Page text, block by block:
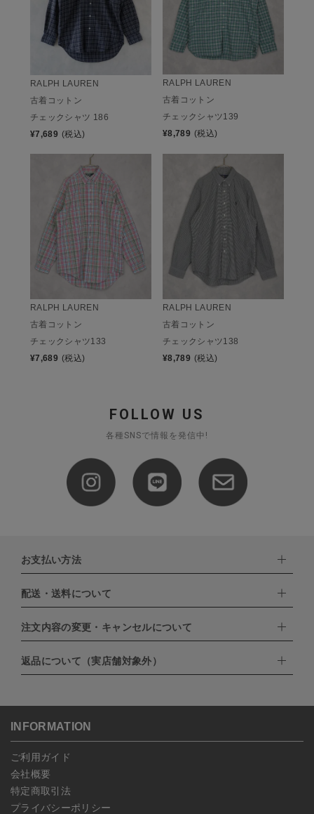
RALPH LAUREN
古着コットン
チェックシャツ 186
¥7,689 (税込)
RALPH LAUREN
古着コットン
チェックシャツ139
¥8,789 (税込)
RALPH LAUREN
古着コットン
チェックシャツ133
¥7,689 (税込)
RALPH LAUREN
古着コットン
チェックシャツ138
¥8,789 (税込)
FOLLOW US
各種SNSで情報を発信中!
お支払い方法
下記お支払い方法よりお選びいただけます。
・クレジットカード（VISA,mastercard,JCB,AMERICAN
EXPRESS,Diners Club）
・PayPay
・NP後払い
配送・送料について
配達業者：日本郵便
北海道：1,400円
沖縄：1,400円
注文内容の変更・キャンセルについて
ご注文日当日から翌日のAM9:00までにご連絡頂いた場合はキャン
セルは可能です。
ンセルしていただいた後、ご希望の商品のみ再度ご注文お願いしま
予約商品など一部キャンセルが出来ない場合がございます。あらか
じめご了承ください。
返品について（実店舗対象外）
こちらよりご依頼ください。
INFORMATION
ご利用ガイド
会社概要
特定商取引法
プライバシーポリシー